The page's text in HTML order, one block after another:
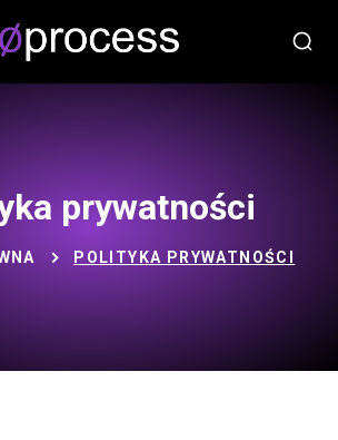
prywatności
POLITYKA PRYWATNOŚCI